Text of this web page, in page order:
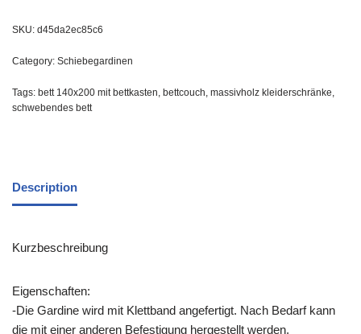
SKU: d45da2ec85c6
Category: Schiebegardinen
Tags: bett 140x200 mit bettkasten bettcouch massivholz kleiderschränke
schwebendes bett
Description
Kurzbeschreibung
Eigenschaften:
-Die Gardine wird mit Klettband angefertigt. Nach Bedarf kann
die mit einer anderen Befestigung hergestellt werden.